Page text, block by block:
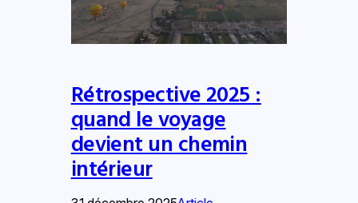
Rétrospective 2025 :
quand le voyage
devient un chemin
intérieur